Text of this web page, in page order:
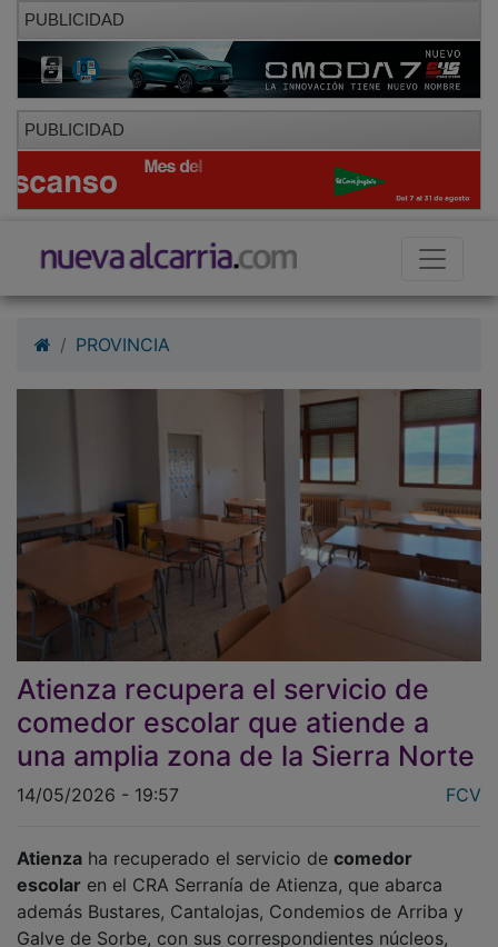
PUBLICIDAD
PUBLICIDAD
PROVINCIA
Atienza recupera el servicio de
comedor escolar que atiende a
una amplia zona de la Sierra Norte
14/05/2026 - 19:57 FCV
Atienza ha recuperado el servicio de comedor
escolar en el CRA Serranía de Atienza, que abarca
además Bustares, Cantalojas, Condemios de Arriba y
Galve de Sorbe, con sus correspondientes núcleos,